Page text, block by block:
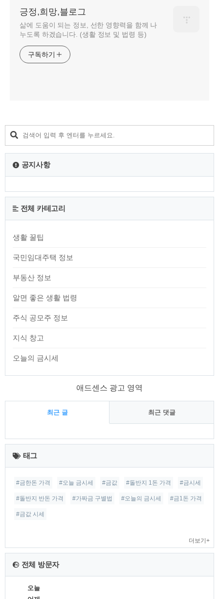
긍정,희망,블로그
삶에 도움이 되는 정보, 선한 영향력을 함께 나
누도록 하겠습니다. (생활 정보 및 법령 등)
구독하기
공지사항
전체 카테고리
생활 꿀팁
국민임대주택 정보
부동산 정보
알면 좋은 생활 법령
주식 공모주 정보
지식 창고
오늘의 금시세
애드센스 광고 영역
최근 글 최근 댓글
최
근
글
태그
#금한돈 가격 #오늘 금시세 #금값 #돌반지 1돈 가격 #금시세
#돌반지 반돈 가격 #가짜금 구별법 #오늘의 금시세 #금1돈 가격
#금값 시세
더보기+
전체 방문자
오늘